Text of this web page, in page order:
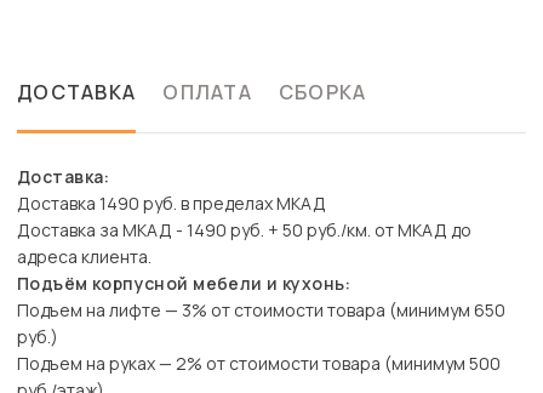
ДОСТАВКА ОПЛАТА СБОРКА
Доставка:
Доставка 1490 руб. в пределах МКАД
Доставка за МКАД - 1490 руб. + 50 руб./км. от МКАД до
адреса клиента.
Подъём корпусной мебели и кухонь:
Подъем на лифте — 3% от стоимости товара (минимум 650
руб.)
Подъем на руках — 2% от стоимости товара (минимум 500